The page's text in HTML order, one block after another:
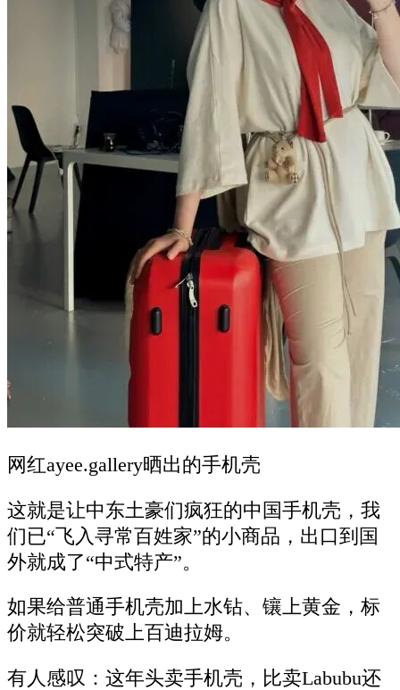
网红ayee.gallery晒出的手机壳
这就是让中东土豪们疯狂的中国手机壳，我
们已“飞入寻常百姓家”的小商品，出口到国
外就成了“中式特产”。
如果给普通手机壳加上水钻、镶上黄金，标
价就轻松突破上百迪拉姆。
有人感叹：这年头卖手机壳，比卖Labubu还